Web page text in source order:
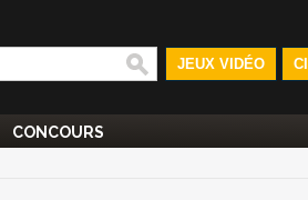
JEUX VIDÉO
CONCOURS